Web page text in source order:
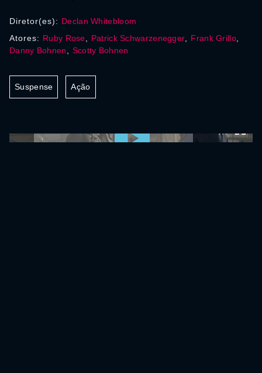
Diretor(es): Declan Whitebloom
Atores: Ruby Rose Patrick Schwarzenegger Frank Grillo,
Danny Bohnen
Scotty Bohnen
Suspense Ação